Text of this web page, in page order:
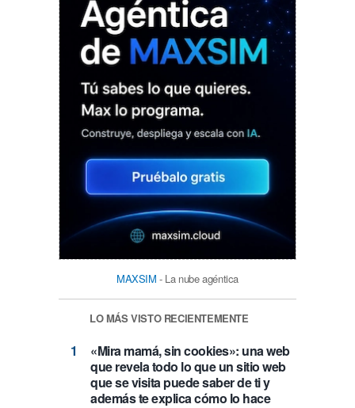
MAXSIM - La nube agéntica
LO MÁS VISTO RECIENTEMENTE
«Mira mamá, sin cookies»: una web
que revela todo lo que un sitio web
que se visita puede saber de ti y
además te explica cómo lo hace